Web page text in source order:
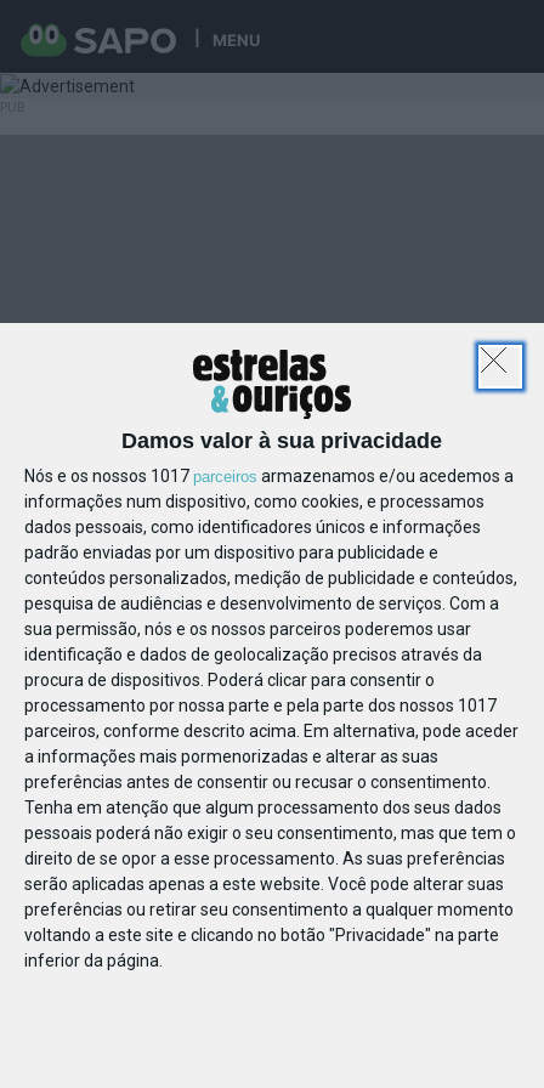
Damos valor à sua privacidade
Nós e os nossos 1017 parceiros armazenamos e/ou acedemos a
informações num dispositivo, como cookies, e processamos
dados pessoais, como identificadores únicos e informações
padrão enviadas por um dispositivo para publicidade e
conteúdos personalizados, medição de publicidade e conteúdos,
pesquisa de audiências e desenvolvimento de serviços. Com a
sua permissão, nós e os nossos parceiros poderemos usar
identificação e dados de geolocalização precisos através da
procura de dispositivos. Poderá clicar para consentir o
processamento por nossa parte e pela parte dos nossos 1017
parceiros, conforme descrito acima. Em alternativa, pode aceder
a informações mais pormenorizadas e alterar as suas
preferências antes de consentir ou recusar o consentimento.
Tenha em atenção que algum processamento dos seus dados
pessoais poderá não exigir o seu consentimento, mas que tem o
direito de se opor a esse processamento. As suas preferências
serão aplicadas apenas a este website. Você pode alterar suas
preferências ou retirar seu consentimento a qualquer momento
voltando a este site e clicando no botão "Privacidade" na parte
inferior da página.
MENU
1198861829081170